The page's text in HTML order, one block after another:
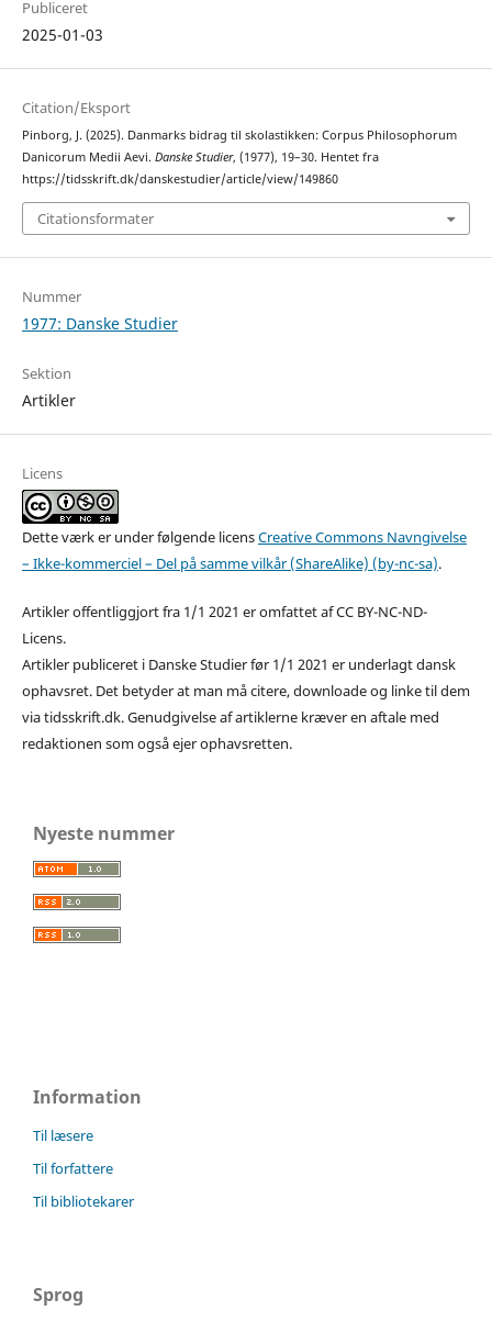
Publiceret
2025-01-03
Citation/Eksport
Pinborg, J. (2025). Danmarks bidrag til skolastikken: Corpus Philosophorum
Danicorum Medii Aevi. Danske Studier, (1977), 19–30. Hentet fra
https://tidsskrift.dk/danskestudier/article/view/149860
Citationsformater
Nummer
1977: Danske Studier
Sektion
Artikler
Licens
Dette værk er under følgende licensCreative Commons Navngivelse
– Ikke-kommerciel – Del på samme vilkår (ShareAlike) (by-nc-sa).
Artikler offentliggjort fra 1/1 2021 er omfattet af CC BY-NC-ND-
Licens.
Artikler publiceret i Danske Studier før 1/1 2021 er underlagt dansk
ophavsret. Det betyder at man må citere, downloade og linke til dem
via tidsskrift.dk. Genudgivelse af artiklerne kræver en aftale med
redaktionen som også ejer ophavsretten.
Nyeste nummer
Information
Til læsere
Til forfattere
Til bibliotekarer
Sprog